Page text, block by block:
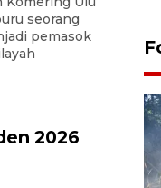
seorang
pemasok
2026